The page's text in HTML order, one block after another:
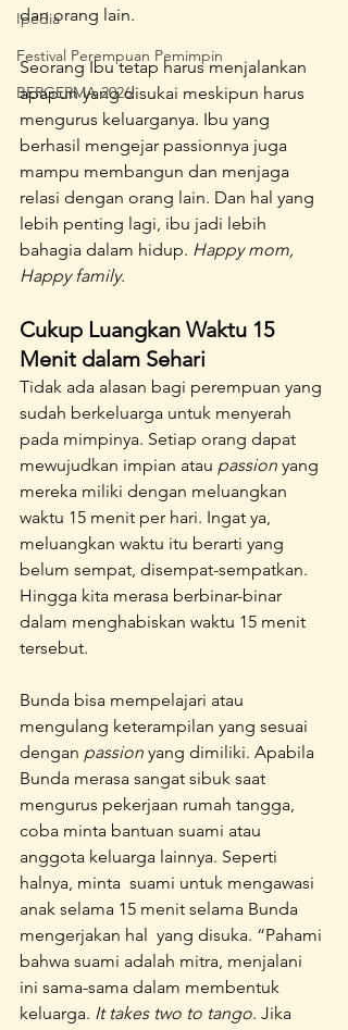
Ipedia
Festival Perempuan Pemimpin
BERGERMA 2026
dan orang lain.
Seorang Ibu tetap harus menjalankan
apapun yang disukai meskipun harus
mengurus keluarganya. Ibu yang
berhasil mengejar passionnya juga
mampu membangun dan menjaga
relasi dengan orang lain. Dan hal yang
lebih penting lagi, ibu jadi lebih
bahagia dalam hidup. Happy mom,
Happy family.
Cukup Luangkan Waktu 15
Menit dalam Sehari
Tidak ada alasan bagi perempuan yang
sudah berkeluarga untuk menyerah
pada mimpinya. Setiap orang dapat
mewujudkan impian atau passion yang
mereka miliki dengan meluangkan
waktu 15 menit per hari. Ingat ya,
meluangkan waktu itu berarti yang
belum sempat, disempat-sempatkan.
Hingga kita merasa berbinar-binar
dalam menghabiskan waktu 15 menit
tersebut.
Bunda bisa mempelajari atau
mengulang keterampilan yang sesuai
dengan passion yang dimiliki. Apabila
Bunda merasa sangat sibuk saat
mengurus pekerjaan rumah tangga,
coba minta bantuan suami atau
anggota keluarga lainnya. Seperti
halnya, minta  suami untuk mengawasi
anak selama 15 menit selama Bunda
mengerjakan hal  yang disuka. “Pahami
bahwa suami adalah mitra, menjalani
ini sama-sama dalam membentuk
keluarga. It takes two to tango. Jika